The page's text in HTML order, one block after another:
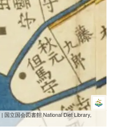
| 国立国会図書館 National Diet Library,